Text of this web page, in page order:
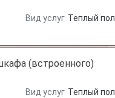
Вид услуг Теплый пол
(встроенного)
Вид услуг Теплый пол